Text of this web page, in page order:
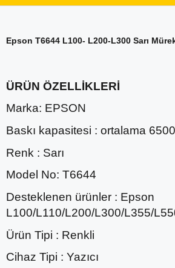
Epson T6644 L100- L200-L300 Sarı
ÜRÜN ÖZELLİKLERİ
Marka: EPSON
Baskı kapasitesi : ortalama
Renk : Sarı
Model No: T6644
Desteklenen ürünler : Epson
L100/L110/L200/L300/L355/
Ürün Tipi : Renkli
Cihaz Tipi : Yazıcı